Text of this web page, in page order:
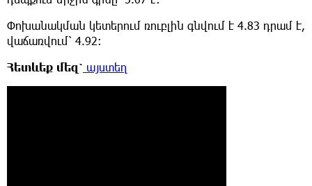
Փոխանակման կետերում ռուբլին գնվում է 4.83 դրամ է,
վաճառվում՝ 4.92։
Հետևեք մեզ՝ այստեղ